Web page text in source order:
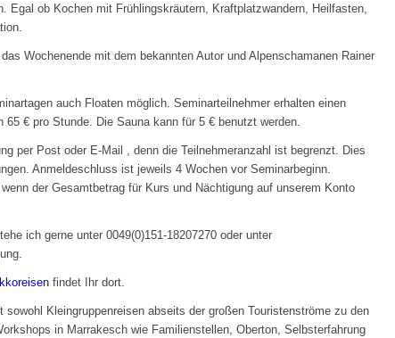
Egal ob Kochen mit Frühlingskräutern, Kraftplatzwandern, Heilfasten,
Wochenende mit dem bekannten Autor und Alpenschamanen Rainer
auch Floaten möglich. Seminarteilnehmer erhalten einen
€ pro Stunde. Die Sauna kann für 5 € benutzt werden.
per Post oder E-Mail , denn die Teilnehmeranzahl ist begrenzt. Dies
Anmeldeschluss ist jeweils 4 Wochen vor Seminarbeginn.
der Gesamtbetrag für Kurs und Nächtigung auf unserem Konto
ich gerne unter 0049(0)151-18207270 oder unter
findet Ihr dort.
sowohl Kleingruppenreisen abseits der großen Touristenströme zu den
in Marrakesch wie Familienstellen, Oberton, Selbsterfahrung